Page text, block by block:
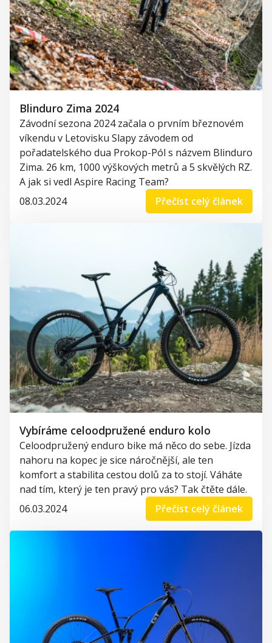
Blinduro Zima 2024
Závodní sezona 2024 začala o prvním březnovém
víkendu v Letovisku Slapy závodem od
pořadatelského dua Prokop-Pól s názvem Blinduro
Zima. 26 km, 1000 výškových metrů a 5 skvělých RZ.
A jak si vedl Aspire Racing Team?
08.03.2024
Přečíst celý článek
Vybíráme celoodpružené enduro kolo
Celoodpružený enduro bike má něco do sebe. Jízda
nahoru na kopec je sice náročnější, ale ten
komfort a stabilita cestou dolů za to stojí. Váháte
nad tím, který je ten pravý pro vás? Tak čtěte dále.
06.03.2024
Přečíst celý článek